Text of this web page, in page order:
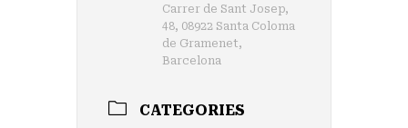
Carrer de Sant Josep,
48, 08922 Santa Coloma
de Gramenet,
Barcelona
CATEGORIES